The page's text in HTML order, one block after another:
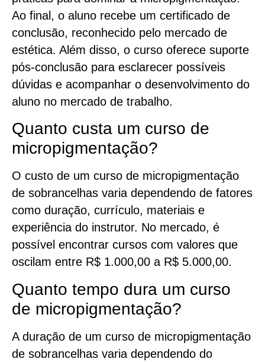
Ao final, o aluno recebe um certificado de
conclusão, reconhecido pelo mercado de
estética. Além disso, o curso oferece suporte
pós-conclusão para esclarecer possíveis
dúvidas e acompanhar o desenvolvimento do
aluno no mercado de trabalho.
Quanto custa um curso de
micropigmentação?
O custo de um curso de micropigmentação
de sobrancelhas varia dependendo de fatores
como duração, currículo, materiais e
experiência do instrutor. No mercado, é
possível encontrar cursos com valores que
oscilam entre R$ 1.000,00 a R$ 5.000,00.
Quanto tempo dura um curso
de micropigmentação?
A duração de um curso de micropigmentação
de sobrancelhas varia dependendo do